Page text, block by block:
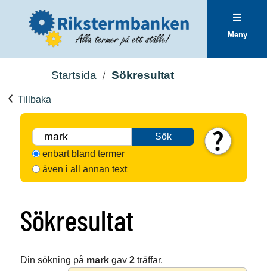
Meny
Startsida Sökresultat
Tillbaka
Sök
enbart bland termer
även i all annan text
Sökresultat
Din sökning på markgav 2träffar.